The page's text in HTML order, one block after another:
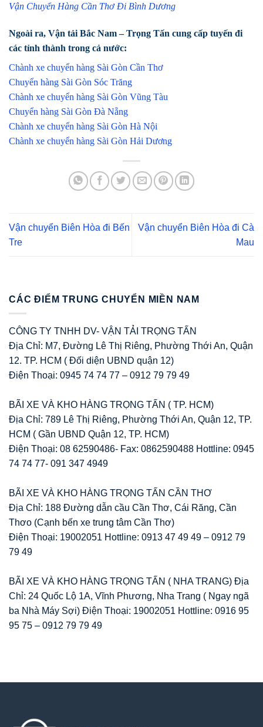
Vận Chuyển Hàng Cần Thơ Đi Bình Dương
Ngoài ra, Vận tải Bắc Nam – Trọng Tấn cung cấp tuyến đi
các tỉnh thành trong cả nước:
Chành xe chuyển hàng Sài Gòn Cần Thơ
Chuyển hàng Sài Gòn Sóc Trăng
Chành xe chuyển hàng Sài Gòn Vũng Tàu
Chuyển hàng Sài Gòn Đà Nẵng
Chành xe chuyển hàng Sài Gòn Hà Nội
Chành xe chuyển hàng Sài Gòn Hải Dương
Vận chuyển Biên Hòa đi Bến
Tre
Vận chuyển Biên Hòa đi Cà
Mau
CÁC ĐIỂM TRUNG CHUYỂN MIỀN NAM
CÔNG TY TNHH DV- VẬN TẢI TRỌNG TẤN
Địa Chỉ: M7, Đường Lê Thị Riêng, Phường Thới An, Quận
12. TP. HCM ( Đối diện UBND quận 12)
Điện Thoại: 0945 74 74 77 – 0912 79 79 49
BÃI XE VÀ KHO HÀNG TRỌNG TẤN ( TP. HCM)
Địa Chỉ: 789 Lê Thị Riêng, Phường Thới An, Quận 12, TP.
HCM ( Gần UBND Quận 12, TP. HCM)
Điện Thoại: 08 62590486- Fax: 0862590488 Hottline: 0945
74 74 77- 091 347 4949
BÃI XE VÀ KHO HÀNG TRỌNG TẤN CẦN THƠ
Địa Chỉ: 188 Đường dẫn cầu Cần Thơ, Cái Răng, Cần
Thơo (Cạnh bến xe trung tâm Cần Thơ)
Điện Thoại: 19002051 Hottline: 0913 47 49 49 – 0912 79
79 49
BÃI XE VÀ KHO HÀNG TRỌNG TẤN ( NHA TRANG) Địa
Chỉ: 24 Quốc Lộ 1A, Vĩnh Phương, Nha Trang ( Ngay ngã
ba Nhà Máy Sợi) Điện Thoại: 19002051 Hottline: 0916 95
95 75 – 0912 79 79 49